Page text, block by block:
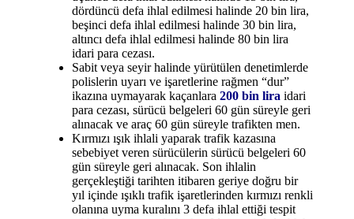
dördüncü defa ihlal edilmesi halinde 20 bin lira,
beşinci defa ihlal edilmesi halinde 30 bin lira,
altıncı defa ihlal edilmesi halinde 80 bin lira
idari para cezası.
Sabit veya seyir halinde yürütülen denetimlerde
polislerin uyarı ve işaretlerine rağmen “dur”
ikazına uymayarak kaçanlara200 bin lira idari
para cezası, sürücü belgeleri 60 gün süreyle geri
alınacak ve araç 60 gün süreyle trafikten men.
Kırmızı ışık ihlali yaparak trafik kazasına
sebebiyet veren sürücülerin sürücü belgeleri 60
gün süreyle geri alınacak. Son ihlalin
gerçekleştiği tarihten itibaren geriye doğru bir
yıl içinde ışıklı trafik işaretlerinden kırmızı renkli
olanına uyma kuralını 3 defa ihlal ettiği tespit